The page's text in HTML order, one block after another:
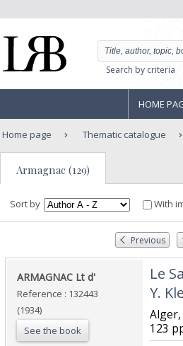
Search by criteria
HOME
Home page Thematic catalogue
Armagnac (129)
Sort by With
Previous
‎ARMAGNAC Lt d'‎
Reference : 132443
(1934)
See the book
‎Le
Y.
123